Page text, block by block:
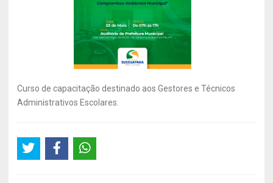
Curso de capacitação destinado aos Gestores e Técnicos
Administrativos Escolares.